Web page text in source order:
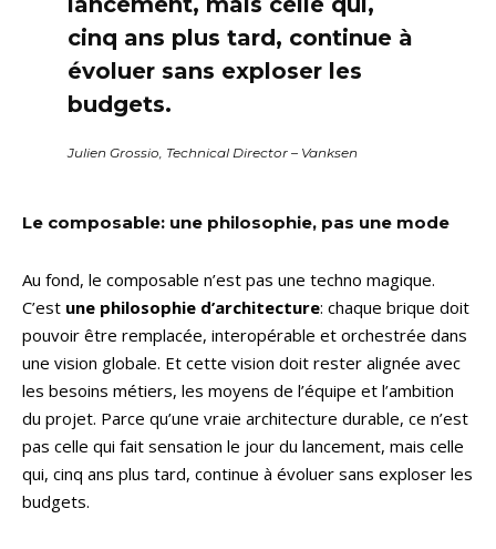
cinq ans plus tard, continue à
évoluer sans exploser les
budgets.
Julien Grossio, Technical Director – Vanksen
Le composable: une philosophie, pas une mode
Au fond, le composable n’est pas une techno magique.
C’est une philosophie d’architecture: chaque brique doit
pouvoir être remplacée, interopérable et orchestrée dans
une vision globale. Et cette vision doit rester alignée avec
les besoins métiers, les moyens de l’équipe et l’ambition
du projet. Parce qu’une vraie architecture durable, ce n’est
pas celle qui fait sensation le jour du lancement, mais celle
qui, cinq ans plus tard, continue à évoluer sans exploser les
budgets.